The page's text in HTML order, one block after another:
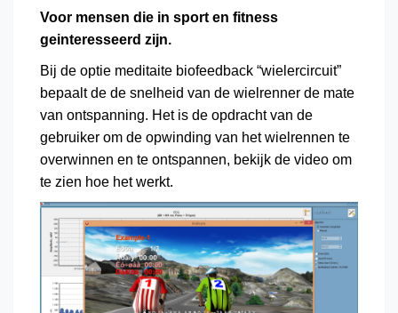
Voor mensen die in sport en fitness
geinteresseerd zijn.
Bij de optie meditaite biofeedback “wielercircuit”
bepaalt de de snelheid van de wielrenner de mate
van ontspanning. Het is de opdracht van de
gebruiker om de opwinding van het wielrennen te
overwinnen en te ontspannen, bekijk de video om
te zien hoe het werkt.